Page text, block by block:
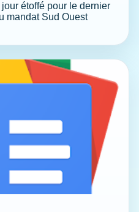
étoffé pour le dernier
mandat Sud Ouest